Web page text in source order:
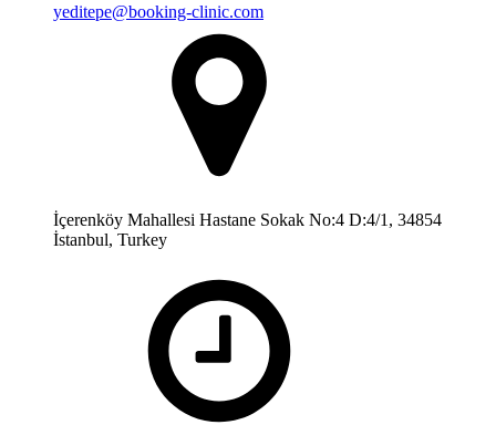
yeditepe@booking-clinic.com
İçerenköy Mahallesi Hastane Sokak No:4 D:4/1, 34854
İstanbul, Turkey